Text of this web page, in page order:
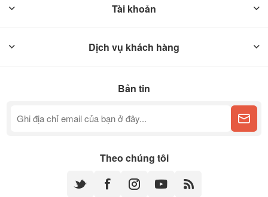
Tài khoản
Dịch vụ khách hàng
Bản tin
Theo chúng tôi